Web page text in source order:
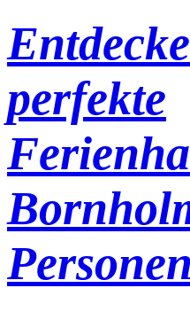
perfekte
Personen